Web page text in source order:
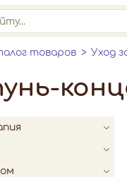
товаров Уход